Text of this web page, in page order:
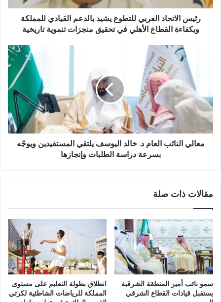
رئيس الاتحاد العربي للتطوع يشيد بالدعم القيادي للمملكة
وبكفاءة القطاع الأهلي في تحقيق منجزات تنموية تاريخية
معالي النائب العام د. خالد اليوسف يلتقي المستفيدين ويوجّه
بسرعة دراسة الطلبات وإنجازها
مقالات ذات صلة
سمو نائب أمير المنطقة الشرقية
يستقبل قيادات القطاع الشرقي
انطلاق بطولة التعليم على مستوى
المملكة للرياضات الشاطئية لكرتي